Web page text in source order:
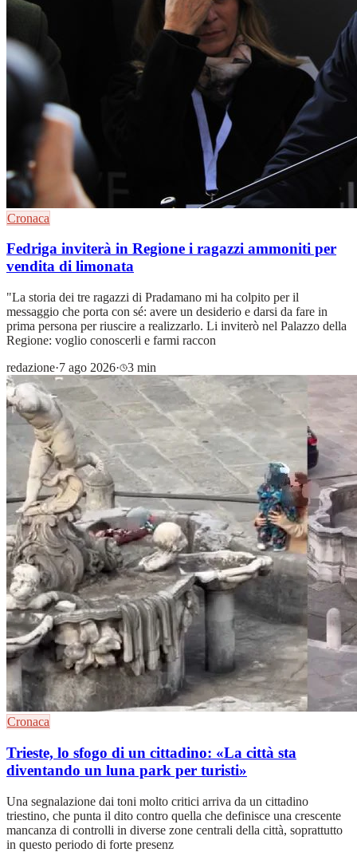
Cronaca
Fedriga inviterà in Regione i ragazzi ammoniti per
vendita di limonata
"La storia dei tre ragazzi di Pradamano mi ha colpito per il
messaggio che porta con sé: avere un desiderio e darsi da fare in
prima persona per riuscire a realizzarlo. Li inviterò nel Palazzo della
Regione: voglio conoscerli e farmi raccon
redazione·7 ago 2026· 3 min
Cronaca
Trieste, lo sfogo di un cittadino: «La città sta
diventando un luna park per turisti»
Una segnalazione dai toni molto critici arriva da un cittadino
triestino, che punta il dito contro quella che definisce una crescente
mancanza di controlli in diverse zone centrali della città, soprattutto
in questo periodo di forte presenz